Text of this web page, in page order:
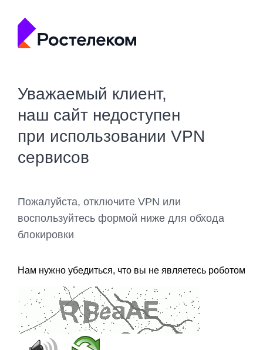
Уважаемый клиент,
наш сайт недоступен
при использовании VPN
сервисов
Пожалуйста, отключите VPN или
воспользуйтесь формой ниже для обхода
блокировки
Нам нужно убедиться, что вы не являетесь роботом